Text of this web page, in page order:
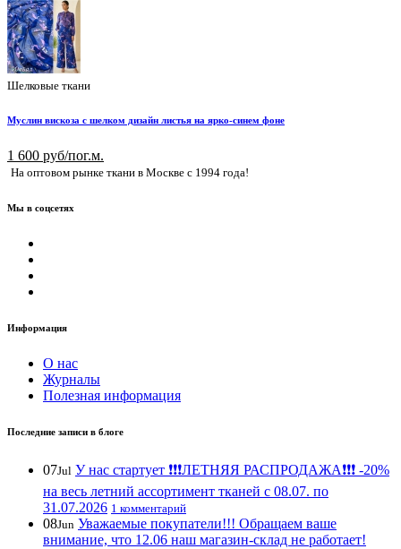
Шелковые ткани
Муслин вискоза с шелком дизайн листья на ярко-синем фоне
1 600 руб/пог.м.
На оптовом рынке ткани в Москве с 1994 года!
Мы в соцсетях
Информация
О нас
Журналы
Полезная информация
Последние записи в блоге
07Jul У нас стартует ❗️❗️❗️ЛЕТНЯЯ РАСПРОДАЖА❗️❗️❗️ -20%
на весь летний ассортимент тканей с 08.07. по
31.07.2026 1 комментарий
08Jun Уважаемые покупатели!!! Обращаем ваше
внимание, что 12.06 наш магазин-склад не работает!